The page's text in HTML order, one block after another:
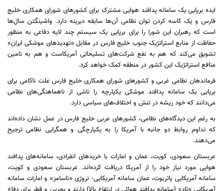
ایده برپایی یک سامانه پدافند هوایی مشترک برای کشورهای شورای همکاری خلیج
فارس و یک کاسه کردن توان نظامی آن‌ها سابقه دیرینه دارد. واشينگتن سال‌ها
است که رهبران این شورا را برای برپایی یک سیستم چند لایه دفاعی به منظور
حفاظت از منابع استراتژیک جنوب خلیج فارس در مقابل «تهدیدهای موشکی ایران»
تشویق می‌کند که هم به نفع شرکت‌های تسلیحاتی آمریکاست و هم به تامین
منافع استراتژیک این کشور در منطقه کمک خواهد کرد.
فرماندهان نظامی غربی و کشور‌های شورای همکاری خلیج فارس علت ناکامی برای
برپایی یک سامانه پدافند موشکی یکپارچه را ناشی از ناهماهنگی‌های نظامی
می‌دانند که خود ریشه در تنش و اختلاف‌های سیاسی دارد.
به رغم این دیدگاه‌های نظامی، کشورهای عربی خلیج فارس در عمل نشان داده‌اند
که تداوم روابط دو جانبه با آمریکا را به یکپارچگی و همگرایی نظامی ترجیح
می‌دهند.
عربستان سعودی، کویت، عمان و امارات با خرید‌های انفرادی، سامانه‌های پدافند
هوایی مورد نیاز خود را از آمریکا دریافت کرده‌اند. عربستان سعودی و کویت،
سامانه آمریکایی پاتریوت، عمان سامانه آمریکایی- نروژی «ناسامز» و امارات سامانه